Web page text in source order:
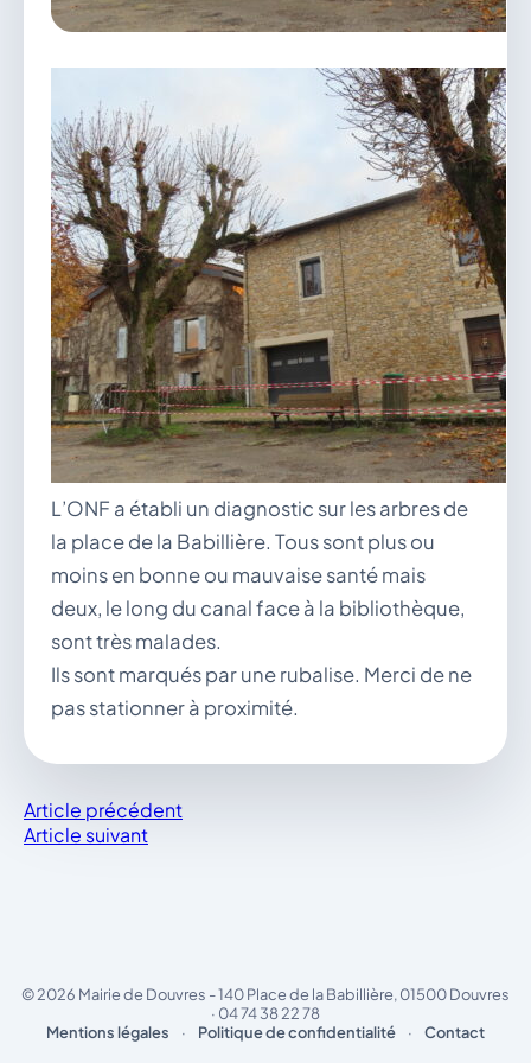
vous.
mairie@douvres.fr
140 Place de la Babillière, 01500 Douvres
Contacter la mairie
Le guichet des associations
publier une annonce
L’ONF a établi un diagnostic sur les arbres de
la place de la Babillière. Tous sont plus ou
moins en bonne ou mauvaise santé mais
deux, le long du canal face à la bibliothèque,
sont très malades.
Ils sont marqués par une rubalise. Merci de ne
pas stationner à proximité.
Article précédent
Article suivant
© 2026 Mairie de Douvres - 140 Place de la Babillière, 01500 Douvres
· 04 74 38 22 78
Mentions légales
· Politique de confidentialité · Contact